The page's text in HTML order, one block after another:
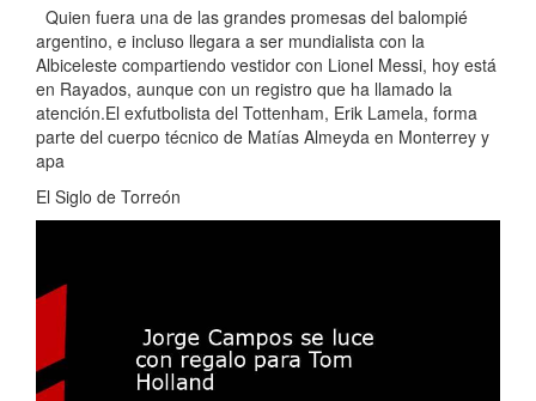
Quien fuera una de las grandes promesas del balompié
argentino, e incluso llegara a ser mundialista con la
Albiceleste compartiendo vestidor con Lionel Messi, hoy está
en Rayados, aunque con un registro que ha llamado la
atención.El exfutbolista del Tottenham, Erik Lamela, forma
parte del cuerpo técnico de Matías Almeyda en Monterrey y
apa
El Siglo de Torreón